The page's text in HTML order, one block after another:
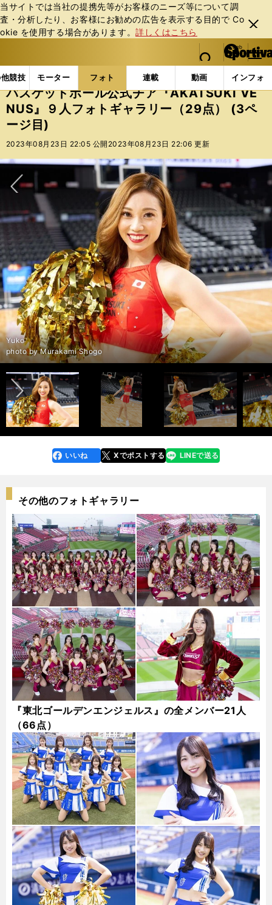
当サイトでは当社の提携先等がお客様のニーズ等について調
査・分析したり、お客様にお勧めの広告を表⽰する⽬的で Co
okie を使⽤する場合があります。詳しくはこちら
閉じ
る
web Sportiva (webスポルティーバ)
検索
マイペ
ー
ジ
メニュ
競技 モーター フォト 連載 動画 インフォ
b
ス
ポ
ル
テ
ー
バ
フォトギャラリー スポーツビーナスギャラリー バ
バスケットボール公式チア『AKATSUKI VE
NUS』９人フォトギャラリー（29点） (3ペ
ージ目)
2023年08月23日 22:05 公開 2023年08月23日 22:06 更新
次へ
Yuko
photo by Murakami Shogo
photo by Murakami Shogo
photo by Murakami Shogo
photo by Murakami Shogo
photo by Murakami Shogo
photo by Murakami Shogo
photo by Murakami Shogo
photo by Murakami Shogo
photo by Murakami Shogo
photo by Murakami Shogo
photo by Murakami Shogo
photo by Murakami Shogo
photo by Murakami Shogo
photo by Murakami Shogo
photo by Murakami Shogo
photo by Murakami Shogo
photo by Murakami Shogo
photo by Murakami Shogo
photo by Murakami Shogo
photo by Murakami Shogo
photo by Murakami Shogo
photo by Murakami Shogo
photo by Murakami Shogo
photo by Murakami Shogo
photo by Murakami Shogo
photo by Murakami Shogo
photo by Murakami Shogo
前へ
faceboo
k
いいね Xでポストする
line LINEで送る
その他のフォトギャラリー
『東北ゴールデンエンジェルス』の全メンバー21人
（66点）